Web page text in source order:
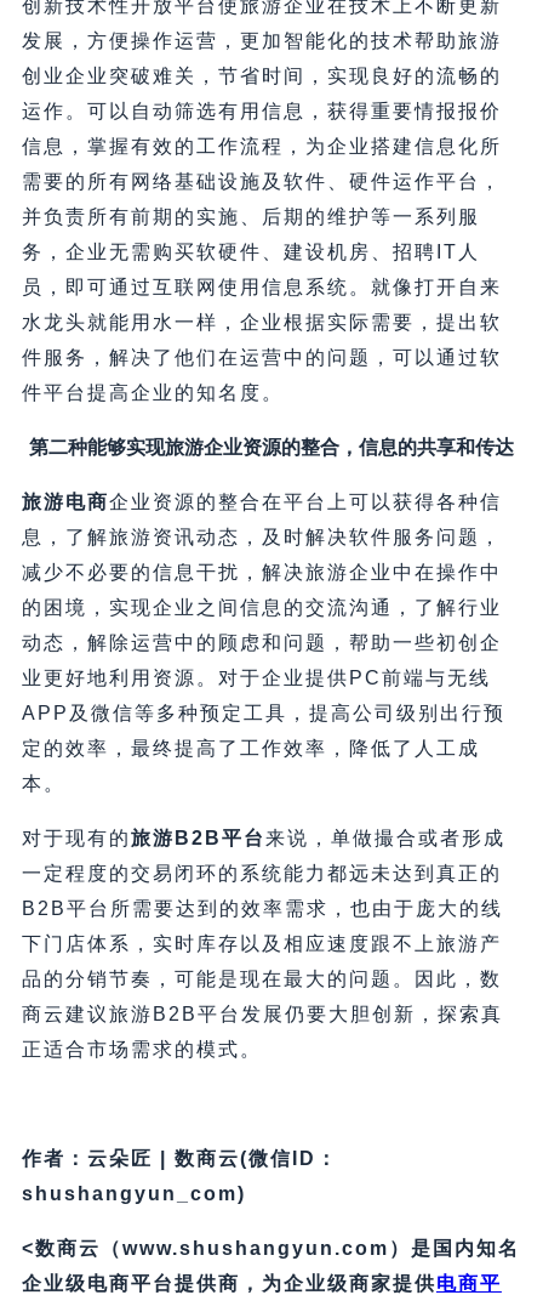
创新技术性开放平台使旅游企业在技术上不断更新
发展，方便操作运营，更加智能化的技术帮助旅游
创业企业突破难关，节省时间，实现良好的流畅的
运作。可以自动筛选有用信息，获得重要情报报价
信息，掌握有效的工作流程，为企业搭建信息化所
需要的所有网络基础设施及软件、硬件运作平台，
并负责所有前期的实施、后期的维护等一系列服
务，企业无需购买软硬件、建设机房、招聘IT人
员，即可通过互联网使用信息系统。就像打开自来
水龙头就能用水一样，企业根据实际需要，提出软
件服务，解决了他们在运营中的问题，可以通过软
件平台提高企业的知名度。
第二种能够实现旅游企业资源的整合，信息的共享和传达
旅游电商企业资源的整合在平台上可以获得各种信
息，了解旅游资讯动态，及时解决软件服务问题，
减少不必要的信息干扰，解决旅游企业中在操作中
的困境，实现企业之间信息的交流沟通，了解行业
动态，解除运营中的顾虑和问题，帮助一些初创企
业更好地利用资源。对于企业提供PC前端与无线
APP及微信等多种预定工具，提高公司级别出行预
定的效率，最终提高了工作效率，降低了人工成
本。
对于现有的旅游B2B平台来说，单做撮合或者形成
一定程度的交易闭环的系统能力都远未达到真正的
B2B平台所需要达到的效率需求，也由于庞大的线
下门店体系，实时库存以及相应速度跟不上旅游产
品的分销节奏，可能是现在最大的问题。因此，数
商云建议旅游B2B平台发展仍要大胆创新，探索真
正适合市场需求的模式。
作者：云朵匠 | 数商云(微信ID：
shushangyun_com)
<数商云（www.shushangyun.com）是国内知名
企业级电商平台提供商，为企业级商家提供电商平